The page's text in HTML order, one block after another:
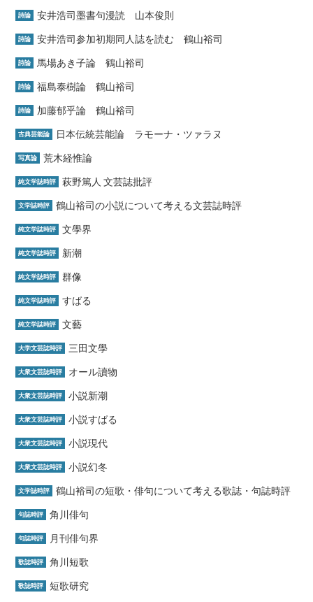
詩論 安井浩司墨書句漫読 山本俊則
詩論 安井浩司参加初期同人誌を読む 鶴山裕司
詩論 馬場あき子論 鶴山裕司
詩論 福島泰樹論 鶴山裕司
詩論 加藤郁乎論 鶴山裕司
古典芸能論 日本伝統芸能論 ラモーナ・ツァラヌ
写真論 荒木経惟論
純文学誌時評 萩野篤人 文芸誌批評
文学誌時評 鶴山裕司の小説について考える文芸誌時評
純文学誌時評 文學界
純文学誌時評 新潮
純文学誌時評 群像
純文学誌時評 すばる
純文学誌時評 文藝
大学文芸誌時評 三田文學
大衆文芸誌時評 オール讀物
大衆文芸誌時評 小説新潮
大衆文芸誌時評 小説すばる
大衆文芸誌時評 小説現代
大衆文芸誌時評 小説幻冬
文学誌時評 鶴山裕司の短歌・俳句について考える歌誌・句誌時評
句誌時評 角川俳句
句誌時評 月刊俳句界
歌誌時評 角川短歌
歌誌時評 短歌研究